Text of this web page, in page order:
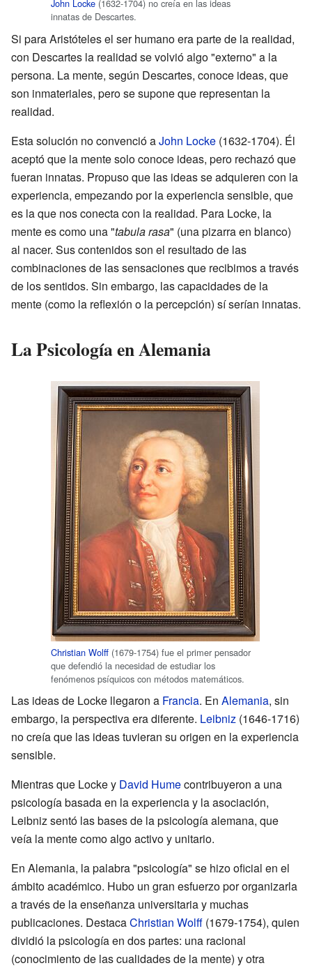
John Locke (1632-1704) no creía en las ideas
innatas de Descartes.
Si para Aristóteles el ser humano era parte de la realidad,
con Descartes la realidad se volvió algo "externo" a la
persona. La mente, según Descartes, conoce ideas, que
son inmateriales, pero se supone que representan la
realidad.
Esta solución no convenció aJohn Locke (1632-1704). Él
aceptó que la mente solo conoce ideas, pero rechazó que
fueran innatas. Propuso que las ideas se adquieren con la
experiencia, empezando por la experiencia sensible, que
es la que nos conecta con la realidad. Para Locke, la
mente es como una "tabula rasa" (una pizarra en blanco)
al nacer. Sus contenidos son el resultado de las
combinaciones de las sensaciones que recibimos a través
de los sentidos. Sin embargo, las capacidades de la
mente (como la reflexión o la percepción) sí serían innatas.
La Psicología en Alemania
Christian Wolff (1679-1754) fue el primer pensador
que defendió la necesidad de estudiar los
fenómenos psíquicos con métodos matemáticos.
Las ideas de Locke llegaron a Francia. En Alemania, sin
embargo, la perspectiva era diferente. Leibniz (1646-1716)
no creía que las ideas tuvieran su origen en la experiencia
sensible.
Mientras que Locke y David Humecontribuyeron a una
psicología basada en la experiencia y la asociación,
Leibniz sentó las bases de la psicología alemana, que
veía la mente como algo activo y unitario.
En Alemania, la palabra "psicología" se hizo oficial en el
ámbito académico. Hubo un gran esfuerzo por organizarla
a través de la enseñanza universitaria y muchas
publicaciones. DestacaChristian Wolff (1679-1754), quien
dividió la psicología en dos partes: una racional
(conocimiento de las cualidades de la mente) y otra